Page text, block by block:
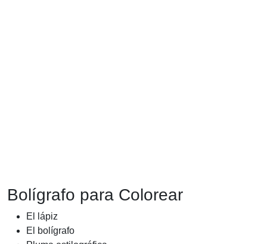
Bolígrafo para Colorear
El lápiz
El bolígrafo